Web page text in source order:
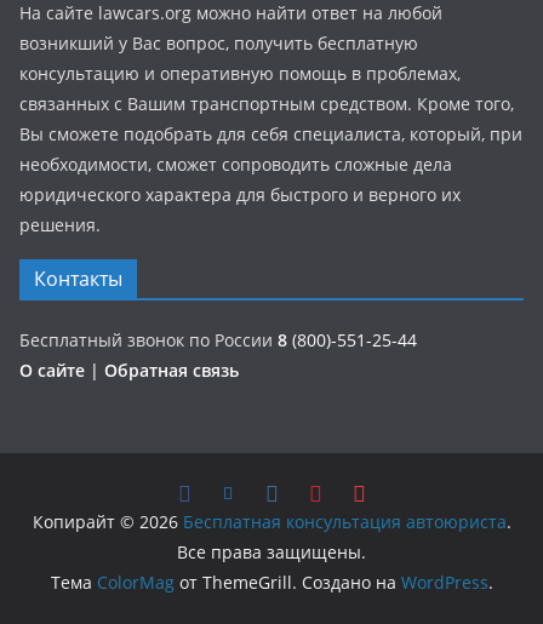
На сайте lawcars.org можно найти ответ на любой
возникший у Вас вопрос, получить бесплатную
консультацию и оперативную помощь в проблемах,
связанных с Вашим транспортным средством. Кроме того,
Вы сможете подобрать для себя специалиста, который, при
необходимости, сможет сопроводить сложные дела
юридического характера для быстрого и верного их
решения.
Контакты
Бесплатный звонок по России 8 (800)-551-25-44
О сайте | Обратная связь
Копирайт © 2026 Бесплатная консультация автоюриста.
Все права защищены.
Тема ColorMagот ThemeGrill. Создано на WordPress.